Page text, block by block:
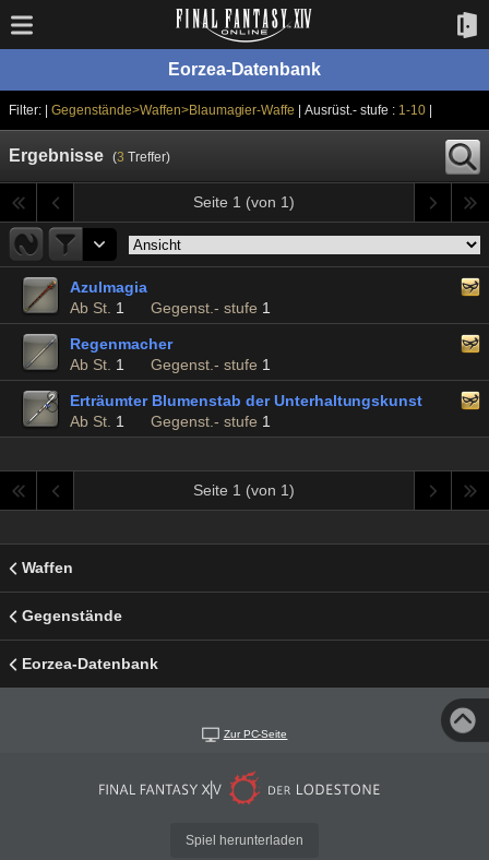
Eorzea-Datenbank
Filter: | Gegenstände>Waffen>Blaumagier-Waffe | Ausrüst.- stufe : 1-10|
Ergebnisse (3 Treffer)
Seite 1 (von 1)
Azulmagia
Ab St. 1 Gegenst.- stufe 1
Regenmacher
Ab St. 1 Gegenst.- stufe 1
Erträumter Blumenstab der Unterhaltungskunst
Ab St. 1 Gegenst.- stufe 1
Seite 1 (von 1)
Waffen
Gegenstände
Eorzea-Datenbank
Zur PC-Seite
Spiel herunterladen